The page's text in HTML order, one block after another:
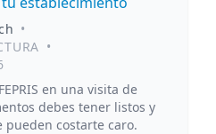
•
•
en una visita de
debes tener listos y
costarte caro.